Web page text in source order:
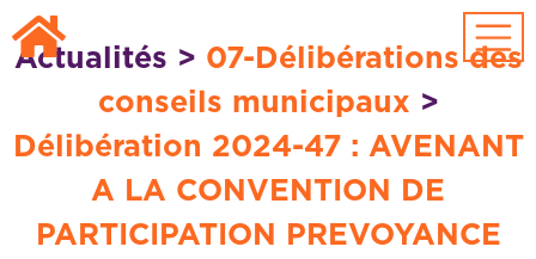
Passer au contenu principal
Actualités > 07-Délibérations des
conseils municipaux >
Délibération 2024-47 : AVENANT
A LA CONVENTION DE
PARTICIPATION PREVOYANCE